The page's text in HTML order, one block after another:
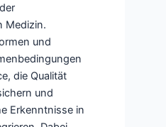
Medizin.
und
die Qualität
und
Erkenntnisse in